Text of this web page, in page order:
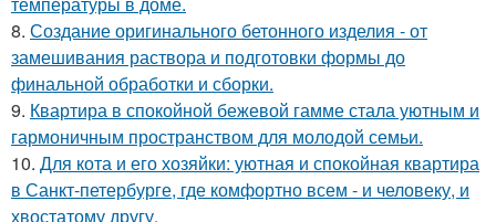
8. Создание оригинального бетонного изделия - от
замешивания раствора и подготовки формы до
финальной обработки и сборки.
9. Квартира в спокойной бежевой гамме стала уютным и
гармоничным пространством для молодой семьи.
10. Для кота и его хозяйки: уютная и спокойная квартира
в Санкт-петербурге, где комфортно всем - и человеку, и
хвостатому другу.